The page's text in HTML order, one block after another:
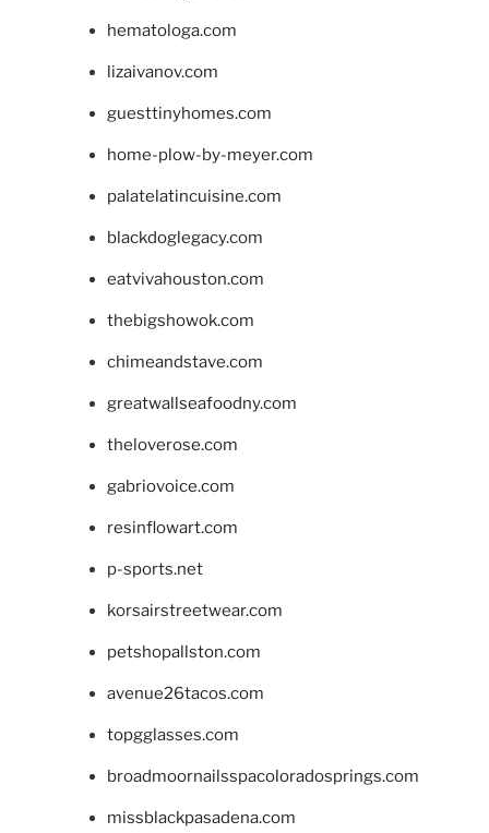
hematologa.com
lizaivanov.com
guesttinyhomes.com
home-plow-by-meyer.com
palatelatincuisine.com
blackdoglegacy.com
eatvivahouston.com
thebigshowok.com
chimeandstave.com
greatwallseafoodny.com
theloverose.com
gabriovoice.com
resinflowart.com
p-sports.net
korsairstreetwear.com
petshopallston.com
avenue26tacos.com
topgglasses.com
broadmoornailsspacoloradosprings.com
missblackpasadena.com